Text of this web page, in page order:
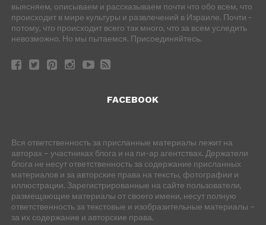
выясняем, описываем и рассказываем почти что обо всем, что
происходит в мире культуры и развлечений в Израиле. Почти -
потому, что происходит всего так много, что за всем уследить
невозможно. Но мы пытаемся. Присоединяйтесь.
FACEBOOK
Вся ответственность за присланные материалы лежит на
авторах – участниках блога и на пи-ар агентствах. Держатели
блога не несут ответственность за содержание присланных
материалов и за авторские права на тексты, фотографии и
иллюстрации. Зарегистрированные на сайте пользователи,
размещающие материалы от своего имени, несут полную
ответственность за текстовые и изобразительные материалы –
за их содержание и авторские права.